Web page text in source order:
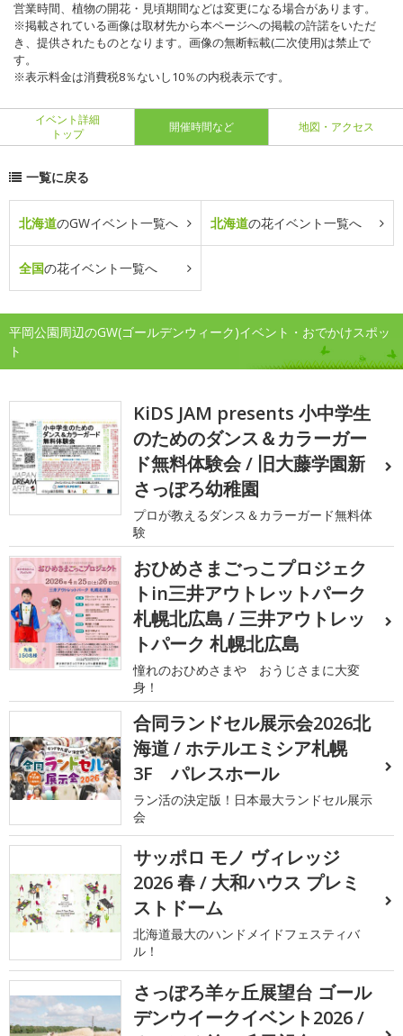
営業時間、植物の開花・見頃期間などは変更になる場合があります。
※掲載されている画像は取材先から本ページへの掲載の許諾をいただ
き、提供されたものとなります。画像の無断転載(二次使用)は禁止で
す。
※表示料金は消費税8％ないし10％の内税表示です。
イベント詳細
トップ
開催時間など 地図・アクセス
一覧に戻る
北海道のGWイベント一覧へ 北海道の花イベント一覧へ
全国の花イベント一覧へ
平岡公園周辺のGW(ゴールデンウィーク)イベント・おでかけスポッ
ト
KiDS JAM presents 小中学生
のためのダンス＆カラーガー
ド無料体験会 / 旧大藤学園新
さっぽろ幼稚園
プロが教えるダンス＆カラーガード無料体
験
おひめさまごっこプロジェク
トin三井アウトレットパーク
札幌北広島 / 三井アウトレッ
トパーク 札幌北広島
憧れのおひめさまや おうじさまに大変
身！
合同ランドセル展示会2026北
海道 / ホテルエミシア札幌
3F パレスホール
ラン活の決定版！日本最大ランドセル展示
会
サッポロ モノ ヴィレッジ
2026 春 / 大和ハウス プレミ
ストドーム
北海道最大のハンドメイドフェスティバ
ル！
さっぽろ羊ヶ丘展望台 ゴール
デンウイークイベント2026 /